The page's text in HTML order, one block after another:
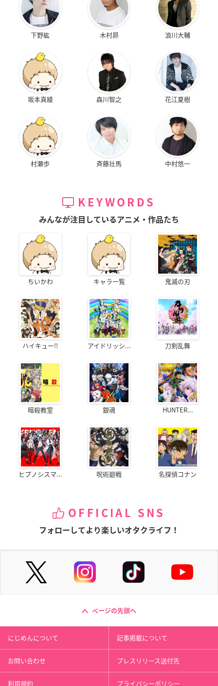
下野紘 木村昴 浪川大輔
坂本真綾 森川智之 花江夏樹
村瀬歩 斉藤壮馬 中村悠一
KEYWORDS
みんなが注目しているアニメ・作品たち
ちいかわ キャラ一覧 鬼滅の刃
ハイキュー!! アイドリッシ... 刀剣乱舞
暗殺教室 銀魂 HUNTER...
ヒプノシスマ... 呪術廻戦 名探偵コナン
OFFICIAL SNS
フォローしてより楽しいオタクライフ！
ページの先頭へ
にじめんについて 記事掲載について
お問い合わせ プレスリリース送付先
利用規約 プライバシーポリシー